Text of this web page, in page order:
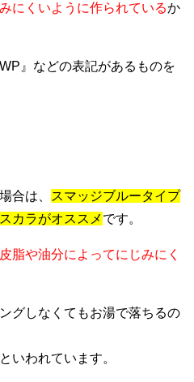
にくいように作られているか
』などの表記があるものを
合は、
スマッジブルータイプ
カラがオススメ です。
皮脂や油分によってにじみにく
グしなくてもお湯で落ちるの
といわれています。